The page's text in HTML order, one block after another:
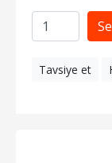
Tavsiye et